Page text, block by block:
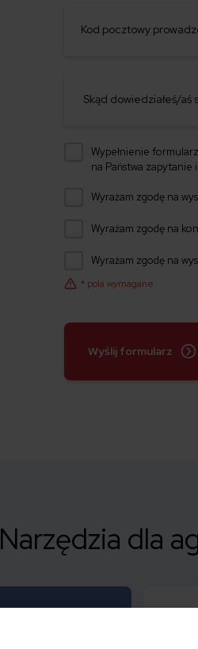
Kod pocztowy
Wypełnienie
na Państwa zapytanie
Wyrażam zgodę na
Wyrażam zgodę na
Wyrażam zgodę na
* pola wymagane
Narzędzia dla